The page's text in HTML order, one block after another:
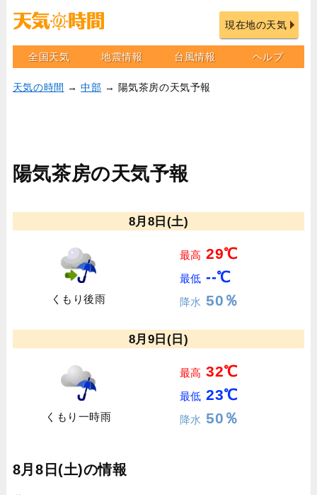
現在地の天気
全国天気 地震情報 台風情報 ヘルプ
天気の時間 →中部 → 陽気茶房の天気予報
陽気茶房の天気予報
8月8日(土)
くもり後雨
最高 29℃
最低 --℃
降水 50％
8月9日(日)
くもり一時雨
最高 32℃
最低 23℃
降水 50％
8月8日(土)の情報